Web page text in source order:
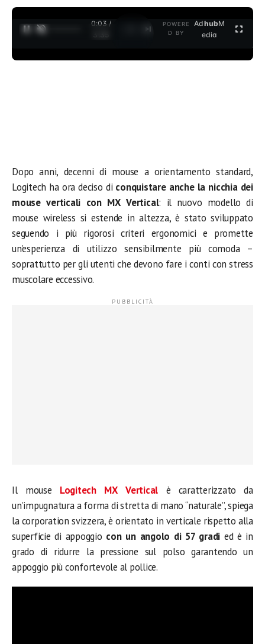
0:04 /
3:35
POWERE
D BY
AdhubM
edia
Dopo anni, decenni di mouse a orientamento standard,
Logitech ha ora deciso di conquistare anche la nicchia dei
mouse verticali con MX Vertical: il nuovo modello di
mouse wireless si estende in altezza, è stato sviluppato
seguendo i più rigorosi criteri ergonomici e promette
un’esperienza di utilizzo sensibilmente più comoda –
soprattutto per gli utenti che devono fare i conti con stress
muscolare eccessivo.
Il mouse Logitech MX Vertical è caratterizzato da
un’impugnatura a forma di stretta di mano “naturale”, spiega
la corporation svizzera, è orientato in verticale rispetto alla
superficie di appoggio con un angolo di 57 gradi ed è in
grado di ridurre la pressione sul polso garantendo un
appoggio più confortevole al pollice.